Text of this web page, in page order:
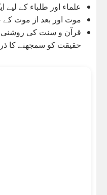
علماء اور طلباء کے لیے
موت اور بعد از موت کے
قرآن و سنت کی
حقیقت کو سمجھنے کا